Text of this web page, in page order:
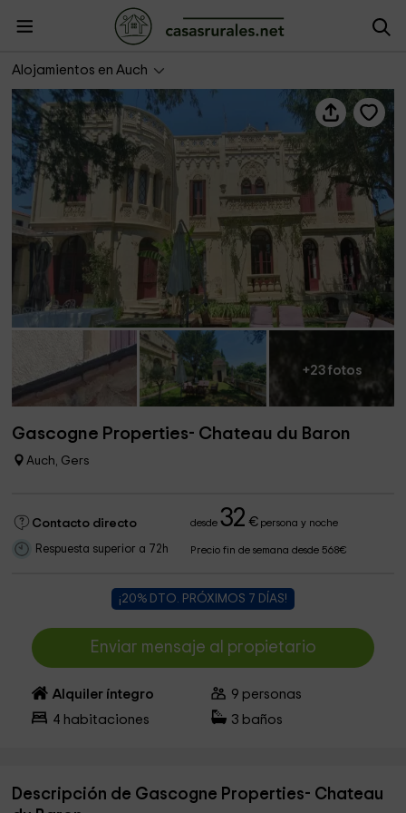
Alojamientos en Auch
Gascogne Properties- Chateau du Baron
+23 fotos
Gascogne Properties- Chateau du Baron
Auch, Gers
Contacto directo desde32 €persona y noche
Respuesta superior a 72h Precio fin de semana desde 568€
¡20% DTO. PRÓXIMOS 7 DÍAS!
Enviar mensaje al propietario
Alquiler íntegro 9 personas
4 habitaciones 3 baños
Descripción de Gascogne Properties- Chateau